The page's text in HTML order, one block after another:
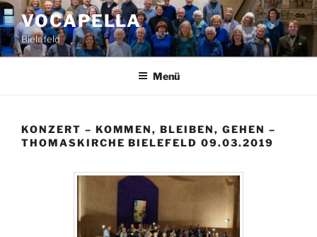
Zum
Inhalt
springen
VOCAPELLA
Bielefeld
Menü
KONZERT – KOMMEN, BLEIBEN, GEHEN –
THOMASKIRCHE BIELEFELD 09.03.2019